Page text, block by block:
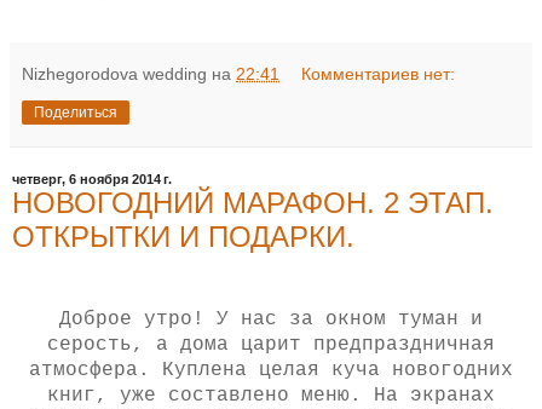
Nizhegorodova wedding на 22:41 Комментариев нет:
Поделиться
четверг, 6 ноября 2014 г.
НОВОГОДНИЙ МАРАФОН. 2 ЭТАП.
ОТКРЫТКИ И ПОДАРКИ.
Доброе утро! У нас за окном туман и
серость, а дома царит предпраздничная
атмосфера. Куплена целая куча новогодних
книг, уже составлено меню. На экранах